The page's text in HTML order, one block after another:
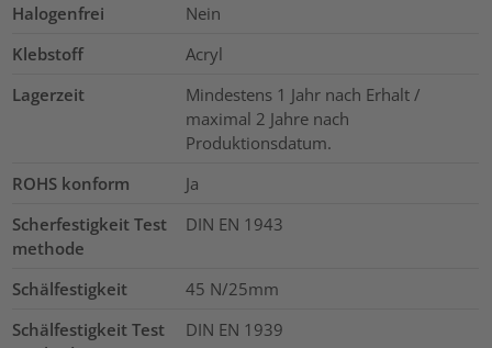
Halogenfrei
Nein
Klebstoff
Acryl
Lagerzeit
Mindestens 1 Jahr nach Erhalt /
maximal 2 Jahre nach
Produktionsdatum.
ROHS konform
Ja
Scherfestigkeit Test
methode
DIN EN 1943
Schälfestigkeit
45 N/25mm
Schälfestigkeit Test
DIN EN 1939